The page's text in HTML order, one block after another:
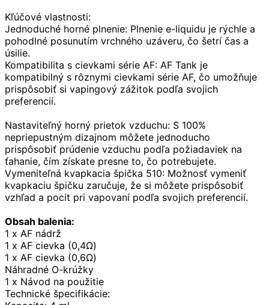
Kľúčové vlastnosti:
Jednoduché horné plnenie: Plnenie e-liquidu je rýchle a
pohodlné posunutím vrchného uzáveru, čo šetrí čas a
úsilie.
Kompatibilita s cievkami série AF: AF Tank je
kompatibilný s rôznymi cievkami série AF, čo umožňuje
prispôsobiť si vapingový zážitok podľa svojich
preferencií.
Nastaviteľný horný prietok vzduchu: S 100%
nepriepustným dizajnom môžete jednoducho
prispôsobiť prúdenie vzduchu podľa požiadaviek na
ťahanie, čím získate presne to, čo potrebujete.
Vymeniteľná kvapkacia špička 510: Možnosť vymeniť
kvapkaciu špičku zaručuje, že si môžete prispôsobiť
vzhľad a pocit pri vapovaní podľa svojich preferencií.
Obsah balenia:
1 x AF nádrž
1 x AF cievka (0,4Ω)
1 x AF cievka (0,6Ω)
Náhradné O-krúžky
1 x Návod na použitie
Technické špecifikácie: